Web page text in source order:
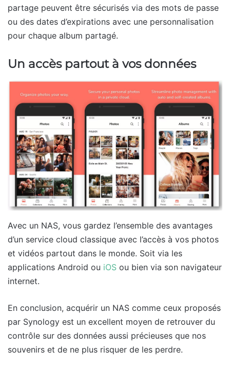
partage peuvent être sécurisés via des mots de passe
ou des dates d’expirations avec une personnalisation
pour chaque album partagé.
Un accès partout à vos données
Avec un NAS, vous gardez l’ensemble des avantages
d’un service cloud classique avec l’accès à vos photos
et vidéos partout dans le monde. Soit via les
applications Android ou iOS ou bien via son navigateur
internet.
En conclusion, acquérir un NAS comme ceux proposés
par Synology est un excellent moyen de retrouver du
contrôle sur des données aussi précieuses que nos
souvenirs et de ne plus risquer de les perdre.